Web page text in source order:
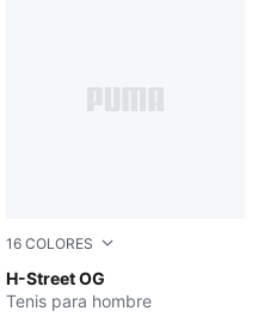
16 COLORES
H-Street OG
Frosted Ivory-PUMA Silver
Tenis para hombre